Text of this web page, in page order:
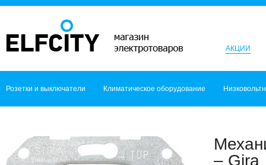
АКЦИИ
Розетки и выключатели Климатическое оборудование
– Gira